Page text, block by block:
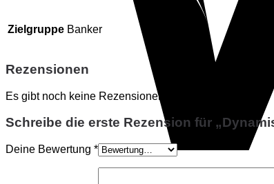
Zielgruppe Banker
Rezensionen
Es gibt noch keine Rezensionen.
Schreibe die erste Rezension für
Deine Bewertung *